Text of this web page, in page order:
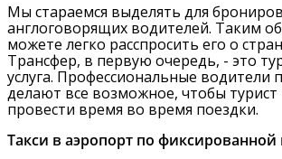
Мы стараемся выделять для
англоговорящих водителей. Таким
можете легко расспросить его о
Трансфер, в первую очередь, - это
услуга. Профессиональные водители
делают все возможное, чтобы турист
провести время во время поездки.
Такси в аэропорт по фиксированной